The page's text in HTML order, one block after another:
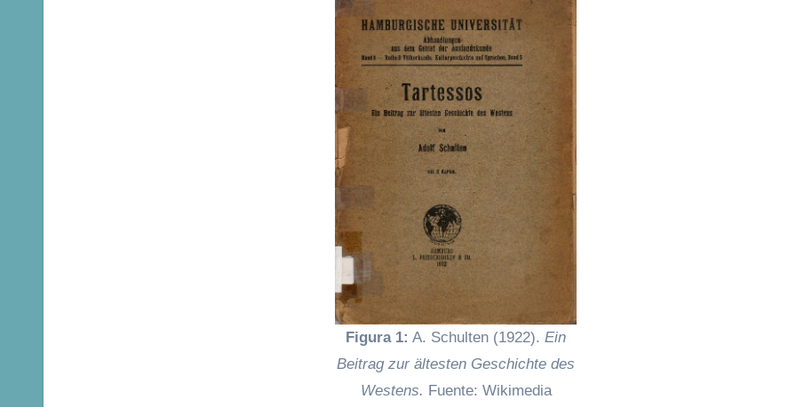
Figura 1: A. Schulten (1922).Ein
Beitrag zur ältesten Geschichte des
Westens. Fuente: Wikimedia